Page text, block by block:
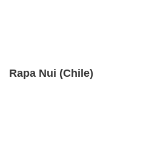
Rapa Nui (Chile)